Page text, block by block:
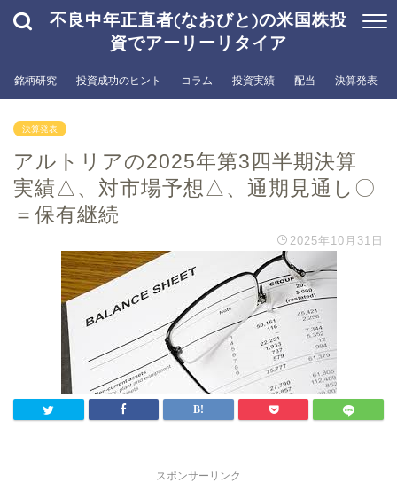
不良中年正直者(なおびと)の米国株投
資でアーリーリタイア
銘柄研究 投資成功のヒント コラム 投資実績 配当 決算発表
決算発表
アルトリアの2025年第3四半期決算
実績△、対市場予想△、通期見通し〇
＝保有継続
2025年10月31日
スポンサーリンク